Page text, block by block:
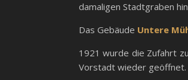
damaligen Stadtgraben
Das Gebäude Untere
1921 wurde die Zufahrt
Vorstadt wieder geöffnet.